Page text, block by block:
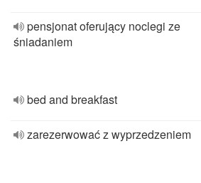
pensjonat oferujący noclegi ze
śniadaniem
bed and breakfast
zarezerwować z wyprzedzeniem